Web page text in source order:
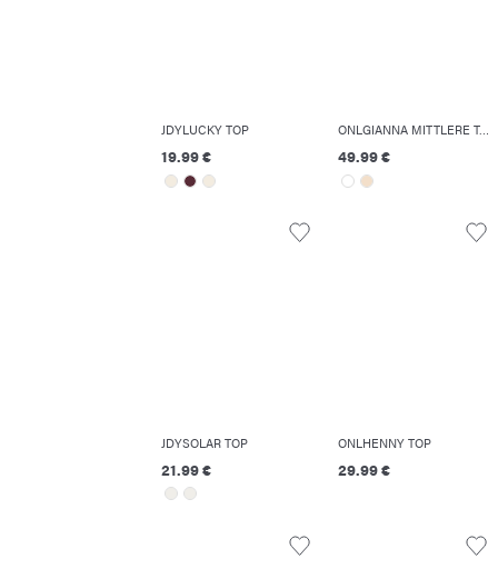
JDYLUCKY TOP
19.99 €
ONLGIANNA MITTLERE TAILLE BALLON SCHNITT JEANS
49.99 €
JDYSOLAR TOP
21.99 €
ONLHENNY TOP
29.99 €